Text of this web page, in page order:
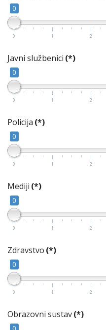
0
0 1 2
Javni službenici (*)
0
0 1 2
Policija (*)
0
0 1 2
Mediji (*)
0
0 1 2
Zdravstvo (*)
0
0 1 2
Obrazovni sustav(*)